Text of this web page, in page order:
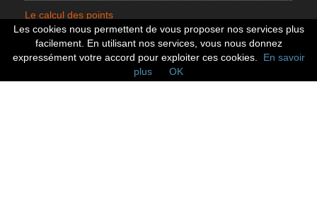
Le calcul des points
Mentions légales
Nous contacter
Cookies
Statistiques
Les cookies nous permettent de vous proposer nos services plus
facilement. En utilisant nos services, vous nous donnez
expressément votre accord pour exploiter ces cookies.
En savoir
plus
OK